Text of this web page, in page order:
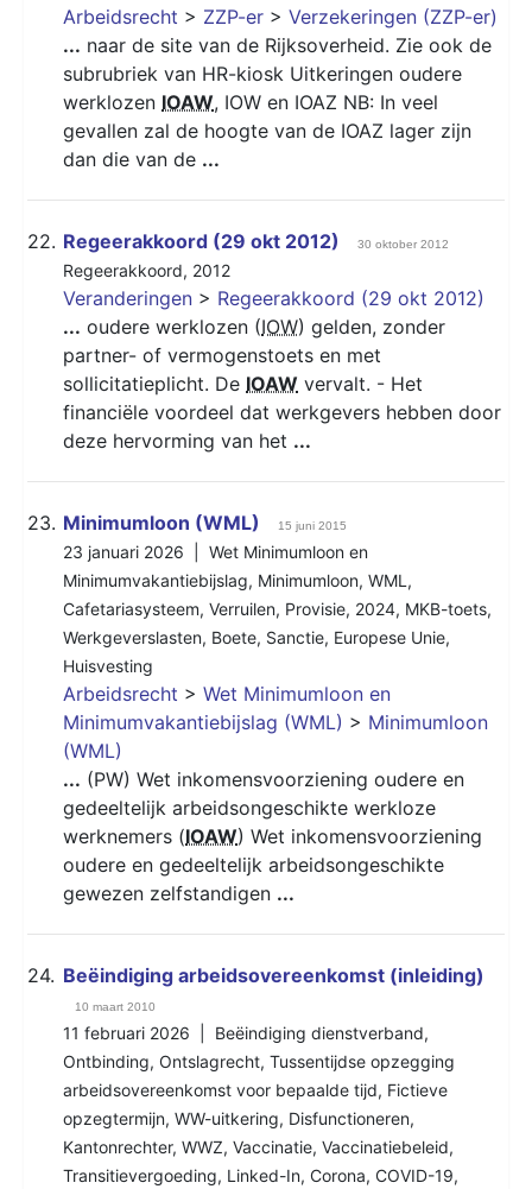
Arbeidsrecht > ZZP-er > Verzekeringen (ZZP-er)
... naar de site van de Rijksoverheid. Zie ook de
subrubriek van HR-kiosk Uitkeringen oudere
werklozen IOAW, IOW en IOAZ NB: In veel
gevallen zal de hoogte van de IOAZ lager zijn
dan die van de ...
22. Regeerakkoord (29 okt 2012) 30 oktober 2012
Regeerakkoord, 2012
Veranderingen > Regeerakkoord (29 okt 2012)
... oudere werklozen (IOW) gelden, zonder
partner- of vermogenstoets en met
sollicitatieplicht. De IOAW vervalt. - Het
financiële voordeel dat werkgevers hebben door
deze hervorming van het ...
23. Minimumloon (WML) 15 juni 2015
23 januari 2026 | Wet Minimumloon en
Minimumvakantiebijslag, Minimumloon, WML ,
Cafetariasysteem, Verruilen, Provisie, 2024, MKB-toets,
Werkgeverslasten, Boete, Sanctie, Europese Unie,
Huisvesting
Arbeidsrecht > Wet Minimumloon en
Minimumvakantiebijslag (WML) > Minimumloon
(WML)
... (PW) Wet inkomensvoorziening oudere en
gedeeltelijk arbeidsongeschikte werkloze
werknemers (IOAW) Wet inkomensvoorziening
oudere en gedeeltelijk arbeidsongeschikte
gewezen zelfstandigen ...
24. Beëindiging arbeidsovereenkomst (inleiding)
10 maart 2010
11 februari 2026 | Beëindiging dienstverband,
Ontbinding, Ontslagrecht, Tussentijdse opzegging
arbeidsovereenkomst voor bepaalde tijd, Fictieve
opzegtermijn, WW-uitkering, Disfunctioneren,
Kantonrechter, WWZ, Vaccinatie, Vaccinatiebeleid,
Transitievergoeding, Linked-In, Corona, COVID-19,